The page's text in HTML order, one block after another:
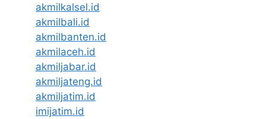
akmilkalsel.id
akmilbali.id
akmilbanten.id
akmilaceh.id
akmiljabar.id
akmiljateng.id
akmiljatim.id
imijatim.id